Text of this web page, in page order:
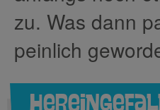
zu. Was dann
peinlich